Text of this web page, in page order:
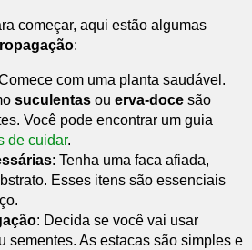
começar, aqui estão algumas
:
com uma planta saudável.
suculentas ou erva-doce são
Você pode encontrar um guia
de cuidar.
: Tenha uma faca afiada,
Esses itens são essenciais
: Decida se você vai usar
sementes. As estacas são simples e